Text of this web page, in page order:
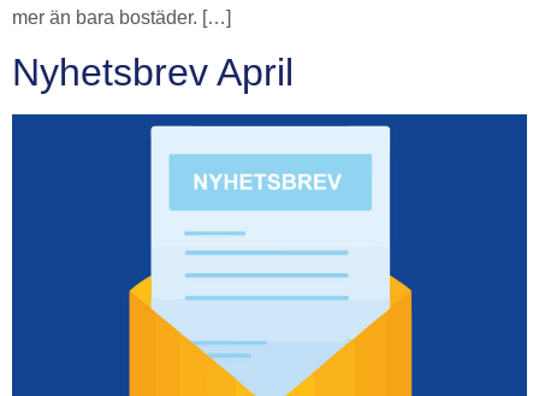
mer än bara bostäder. […]
Nyhetsbrev April